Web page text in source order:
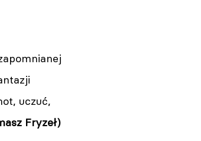
uczuć,
Fryzeł)